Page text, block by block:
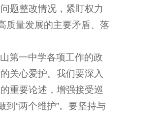
题整改情况，紧盯权力
质量发展的主要矛盾、落
第一中学各项工作的政
关心爱护。我们要深入
重要论述，增强接受巡
“两个维护”。要坚持与